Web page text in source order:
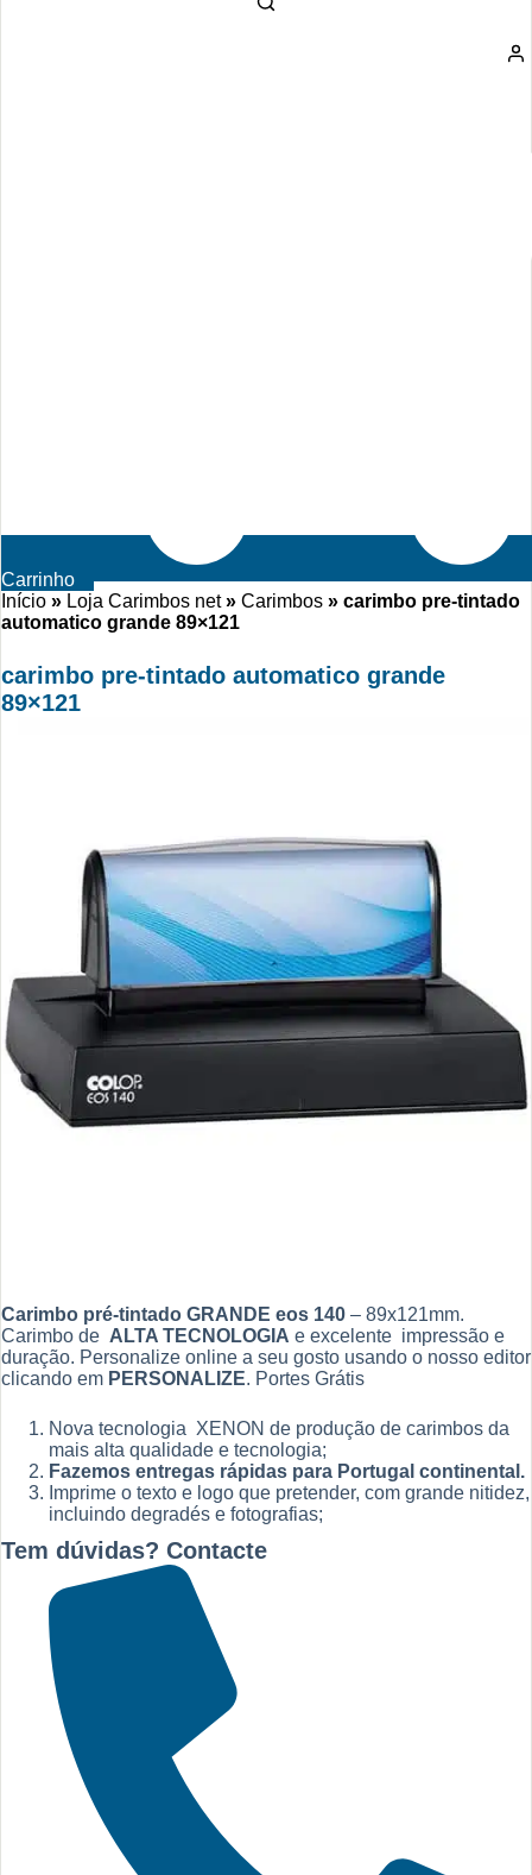
Carrinho
Início » Loja Carimbos net» Carimbos » carimbo pre-tintado
automatico grande 89×121
carimbo pre-tintado automatico grande
89×121
Carimbo pré-tintado GRANDE eos 140 – 89x121mm.
Carimbo de ALTA TECNOLOGIA e excelente impressão e
duração. Personalize online a seu gosto usando o nosso editor
clicando em PERSONALIZE. Portes Grátis
Nova tecnologia XENON de produção de carimbos da
mais alta qualidade e tecnologia;
Fazemos entregas rápidas para Portugal continental.
Imprime o texto e logo que pretender, com grande nitidez,
incluindo degradés e fotografias;
Tem dúvidas? Contacte